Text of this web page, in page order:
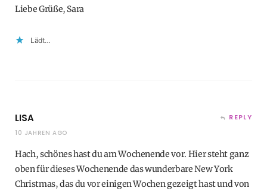
Liebe Grüße, Sara
Lädt…
LISA
10 JAHREN AGO
REPLY
Hach, schönes hast du am Wochenende vor. Hier steht ganz
oben für dieses Wochenende das wunderbare New York
Christmas, das du vor einigen Wochen gezeigt hast und von